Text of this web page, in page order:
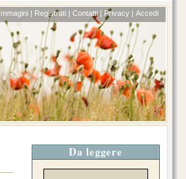
| Registrati | Contatti | Privacy | Accedi
Da leggere